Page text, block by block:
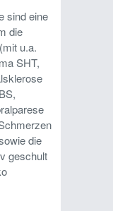
sind eine
die
u.a.
SHT,
die
geschult